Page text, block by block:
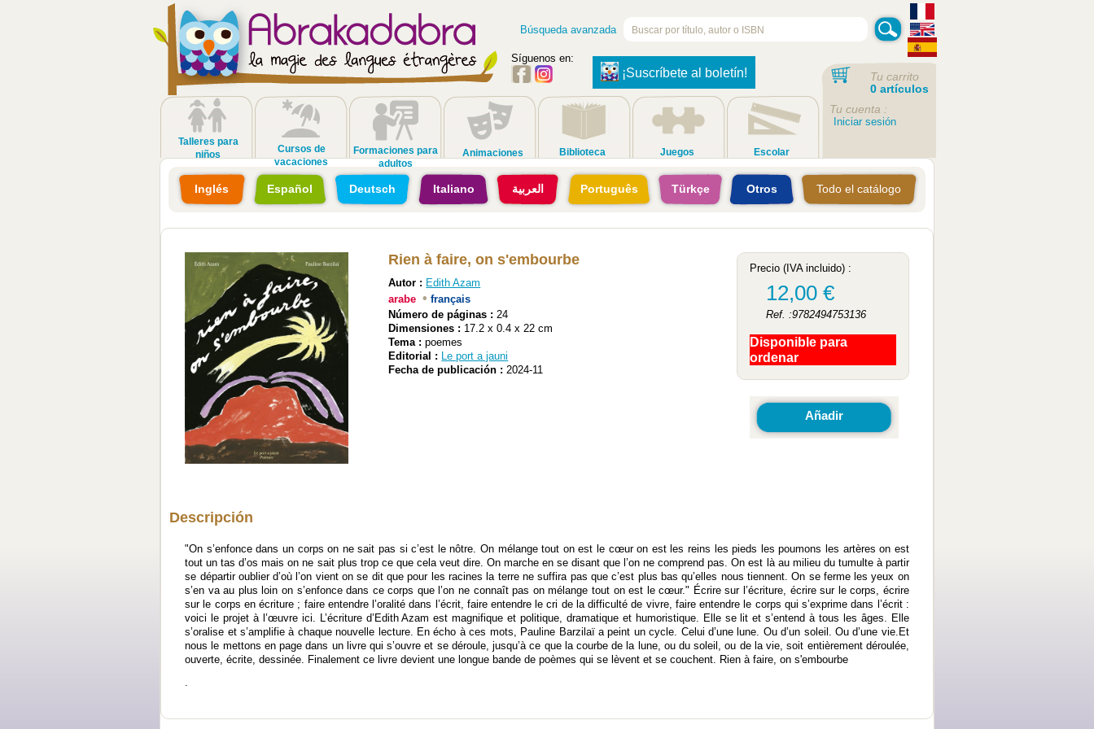
Búsqueda avanzada
Síguenos en:
¡Suscríbete al boletín!
Talleres para
niños
Cursos de
vacaciones
Formaciones para
adultos
Animaciones Biblioteca Juegos Escolar
Tu carrito
0 artículos
Tu cuenta :
Iniciar sesión
Inglés Español Deutsch Italiano العربية Português Türkçe Otros Todo el catálogo
Rien à faire, on s'embourbe
Autor : Edith Azam
arabe • français
Número de páginas : 24
Dimensiones : 17.2 x 0.4 x 22 cm
Tema : poemes
Editorial :
Le port a jauni
Fecha de publicación : 2024-11
Precio (IVA incluido) :
12,00 €
Ref. :9782494753136
Disponible para
ordenar
Añadir
Descripción
"On s’enfonce dans un corps on ne sait pas si c’est le nôtre. On mélange tout on est le cœur on est les reins les pieds les poumons les artères on est
tout un tas d’os mais on ne sait plus trop ce que cela veut dire. On marche en se disant que l’on ne comprend pas. On est là au milieu du tumulte à partir
se départir oublier d’où l’on vient on se dit que pour les racines la terre ne suffira pas que c’est plus bas qu’elles nous tiennent. On se ferme les yeux on
s’en va au plus loin on s’enfonce dans ce corps que l’on ne connaît pas on mélange tout on est le cœur." Écrire sur l’écriture, écrire sur le corps, écrire
sur le corps en écriture ; faire entendre l’oralité dans l’écrit, faire entendre le cri de la difficulté de vivre, faire entendre le corps qui s’exprime dans l’écrit :
voici le projet à l’œuvre ici. L’écriture d’Edith Azam est magnifique et politique, dramatique et humoristique. Elle se lit et s’entend à tous les âges. Elle
s’oralise et s’amplifie à chaque nouvelle lecture. En écho à ces mots, Pauline Barzilaï a peint un cycle. Celui d’une lune. Ou d’un soleil. Ou d’une vie. Et
nous le mettons en page dans un livre qui s’ouvre et se déroule, jusqu’à ce que la courbe de la lune, ou du soleil, ou de la vie, soit entièrement déroulée,
ouverte, écrite, dessinée. Finalement ce livre devient une longue bande de poèmes qui se lèvent et se couchent. Rien à faire, on s'embourbe